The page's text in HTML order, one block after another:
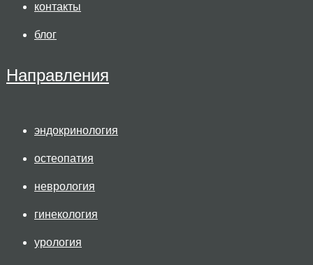
эндокринология
остеопатия
неврология
гинекология
урология
Направления
контакты
блог